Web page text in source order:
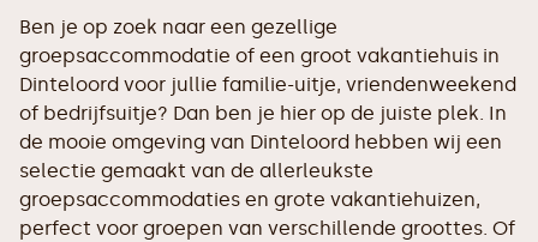
Ben je op zoek naar een gezellige
groepsaccommodatie of een groot vakantiehuis in
Dinteloord voor jullie familie-uitje, vriendenweekend
of bedrijfsuitje? Dan ben je hier op de juiste plek. In
de mooie omgeving van Dinteloord hebben wij een
selectie gemaakt van de allerleukste
groepsaccommodaties en grote vakantiehuizen,
perfect voor groepen van verschillende groottes. Of